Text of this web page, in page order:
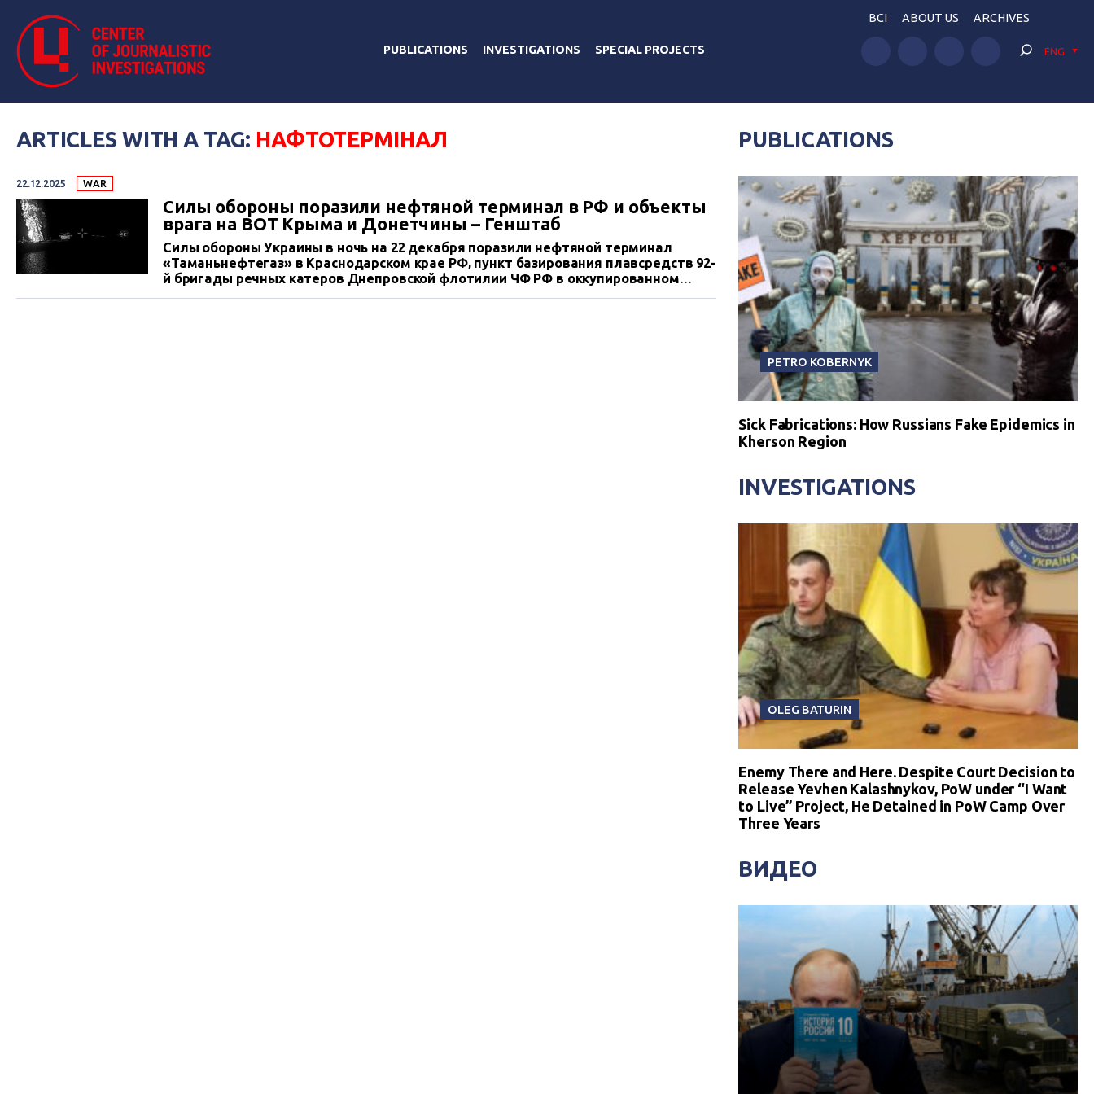
PUBLICATIONS INVESTIGATIONS SPECIAL PROJECTS
BCI ABOUT US ARCHIVES
ENG
ARTICLES WITH A TAG: НАФТОТЕРМІНАЛ
22.12.2025 WAR
Силы обороны поразили нефтяной терминал в РФ и объекты
врага на ВОТ Крыма и Донетчины – Генштаб
Силы обороны Украины в ночь на 22 декабря поразили нефтяной терминал
«Таманьнефтегаз» в Краснодарском крае РФ, пункт базирования плавсредств 92-
й бригады речных катеров Днепровской флотилии ЧФ РФ в оккупированном
PUBLICATIONS
PETRO KOBERNYK
Sick Fabrications: How Russians Fake Epidemics in
Kherson Region
INVESTIGATIONS
OLEG BATURIN
Enemy There and Here. Despite Court Decision to
Release Yevhen Kalashnykov, PoW under “I Want
to Live” Project, He Detained in PoW Camp Over
Three Years
ВИДЕО